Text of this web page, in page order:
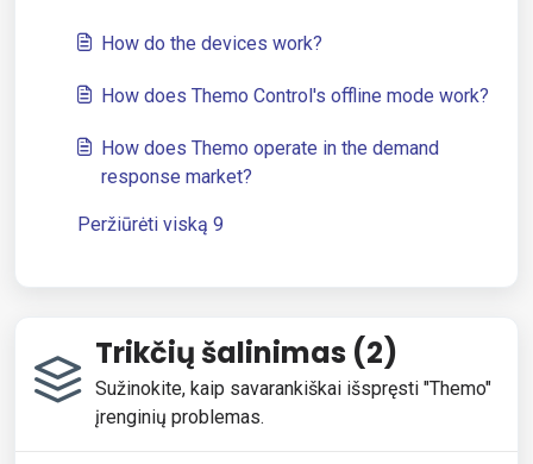
How do the devices work?
How does Themo Control's offline mode work?
How does Themo operate in the demand
response market?
Peržiūrėti viską 9
Trikčių šalinimas (2)
Sužinokite, kaip savarankiškai išspręsti "Themo"
įrenginių problemas.